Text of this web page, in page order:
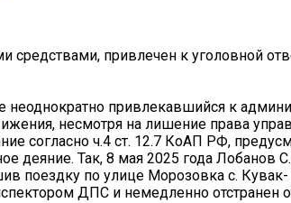
привлечен к уголовной
привлекавшийся к
несмотря на лишение права
согласно ч.4 ст. 12.7 КоАП РФ,
деяние. Так, 8 мая 2025 года Лобанов
поездку по улице Морозовка с.
ДПС и немедленно отстранен